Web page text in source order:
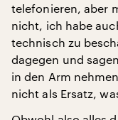
telefonieren, aber
nicht, ich habe
technisch zu
dagegen und
in den Arm
nicht als Ersatz,